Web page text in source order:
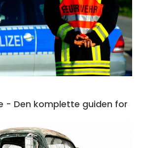
- Den komplette guiden for